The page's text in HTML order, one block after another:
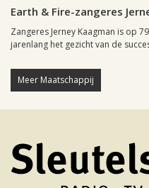
Earth & Fire-zangeres
Zangeres Jerney Kaagman is op
jarenlang het gezicht van de
Meer Maatschappij